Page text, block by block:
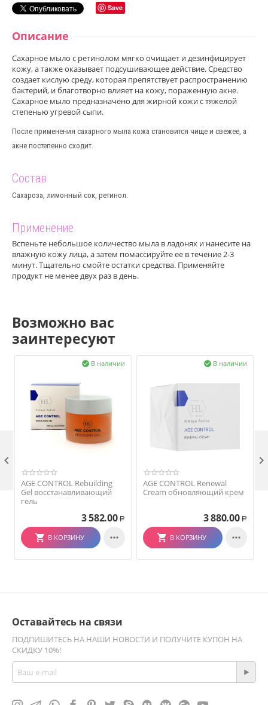
Save
Описание
Сахарное мыло с ретинолом мягко очищает и дезинфицирует
кожу, а также оказывает подсушивающее действие. Средство
создает кислую среду, которая препятствует распространению
бактерий, и благотворно влияет на кожу, пораженную акне.
Сахарное мыло предназначено для жирной кожи с тяжелой
степенью угревой сыпи.
После применения сахарного мыла кожа становится чище и свежее, а
акне постепенно сходит.
Состав
Сахароза, лимонный сок, ретинол.
Применение
Вспеньте небольшое количество мыла в ладонях и нанесите на
влажную кожу лица, а затем помассируйте ее в течение 2-3
минут. Тщательно смойте остатки средства. Применяйте
продукт не менее двух раз в день.
Возможно вас
заинтересуют
В наличии

AGE CONTROL Rebuilding
Gel восстанавливающий
гель
3 582.00 Р
В КОРЗИНУ 
В наличии

AGE CONTROL Renewal
Cream обновляющий крем
3 880.00 Р
В КОРЗИНУ 
 
Оставайтесь на связи
ПОДПИШИТЕСЬ НА НАШИ НОВОСТИ И ПОЛУЧИТЕ КУПОН НА
СКИДКУ 10%!